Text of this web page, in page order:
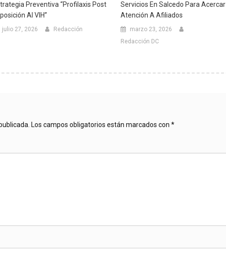
Preventiva “Profilaxis Post
Al VIH”
julio 27, 2026 Redacción
Servicios En Salcedo Para Acercar
Atención A Afiliados
marzo 23, 2026
Redacción DC
Los campos obligatorios están marcados con *